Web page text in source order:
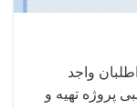
واجد
پروژه تهیه و